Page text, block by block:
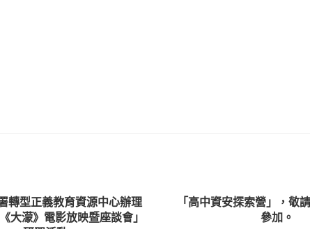
轉型正義教育資源中心辦理
大濛》電影放映暨座談會」
「高中資安探索營」，敬
參加。